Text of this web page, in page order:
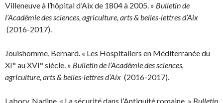
Villeneuve à l’hôpital d’Aix de 1804 à 2005. » Bulletin de
l’Académie des sciences, agriculture, arts & belles-lettres d’Aix
(2016-2017).
Jouishomme, Bernard. « Les Hospitaliers en Méditerranée du
XI° au XVI° siècle. » Bulletin de l’Académie des sciences,
agriculture, arts & belles-lettres d’Aix (2016-2017).
Labory, Nadine. « La sécurité dans l’Antiquité romaine. » Bulletin